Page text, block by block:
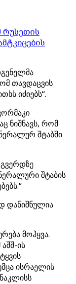
რუსეთის
თავდაცვის
იძიებს“.
ნიშნავს, რომ
შტაბში
გვერდზე
შტაბის
დანიშნულია
მოჰყვა.
ის
ისრაელის